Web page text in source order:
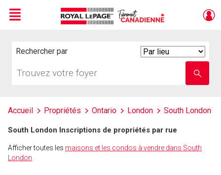
Menu
Rechercher par
votre
nom
Accueil Propriétés Ontario London South London
South London Inscriptions de propriétés par rue
Afficher toutes les maisons et les condos à vendre dans South
London